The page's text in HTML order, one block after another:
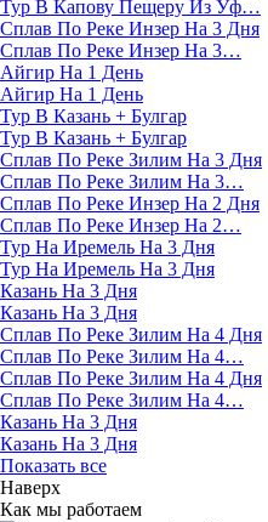
Тур В Капову Пещеру Из Уф…
Сплав По Реке Инзер На 3 Дня
Сплав По Реке Инзер На 3…
Айгир На 1 День
Айгир На 1 День
Тур В Казань + Булгар
Тур В Казань + Булгар
Сплав По Реке Зилим На 3 Дня
Сплав По Реке Зилим На 3…
Сплав По Реке Инзер На 2 Дня
Сплав По Реке Инзер На 2…
Тур На Иремель На 3 Дня
Тур На Иремель На 3 Дня
Казань На 3 Дня
Казань На 3 Дня
Сплав По Реке Зилим На 4 Дня
Сплав По Реке Зилим На 4…
Сплав По Реке Зилим На 4 Дня
Сплав По Реке Зилим На 4…
Казань На 3 Дня
Казань На 3 Дня
Показать все
Наверх
Как мы работаем